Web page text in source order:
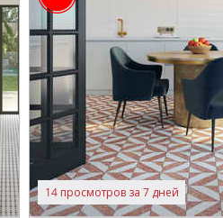
14 просмотров за 7 дней